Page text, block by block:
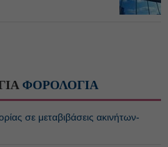
ΦΟΡΟΛΟΓΙΑ
σε μεταβιβάσεις ακινήτων-